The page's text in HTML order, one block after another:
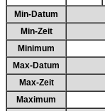
Min-Datum
Min-Zeit
Minimum
Max-Datum
Max-Zeit
Maximum